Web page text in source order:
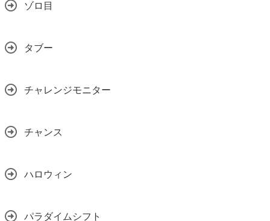
ゾロ目
タブー
チャレンジモニター
チャンス
ハロウィン
パラダイムシフト